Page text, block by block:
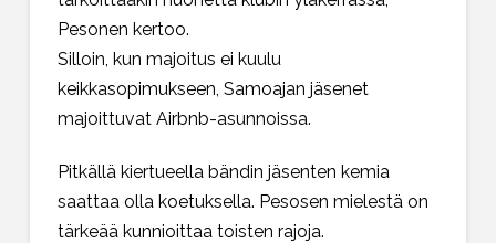
Pesonen kertoo.
Silloin, kun majoitus ei kuulu
keikkasopimukseen, Samoajan jäsenet
majoittuvat Airbnb-asunnoissa.
Pitkällä kiertueella bändin jäsenten kemia
saattaa olla koetuksella. Pesosen mielestä on
tärkeää kunnioittaa toisten rajoja.